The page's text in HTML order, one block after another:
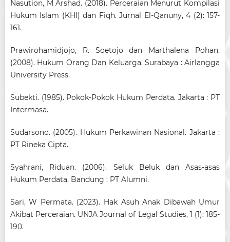
Nasution, M Arshad. (2018). Perceraian Menurut Kompilasi
Hukum Islam (KHI) dan Fiqh. Jurnal El-Qanuny, 4 (2): 157-
161.
Prawirohamidjojo, R. Soetojo dan Marthalena Pohan.
(2008). Hukum Orang Dan Keluarga. Surabaya : Airlangga
University Press.
Subekti. (1985). Pokok-Pokok Hukum Perdata. Jakarta : PT
Intermasa.
Sudarsono. (2005). Hukum Perkawinan Nasional. Jakarta :
PT Rineka Cipta.
Syahrani, Riduan. (2006). Seluk Beluk dan Asas-asas
Hukum Perdata. Bandung : PT Alumni.
Sari, W Permata. (2023). Hak Asuh Anak Dibawah Umur
Akibat Perceraian. UNJA Journal of Legal Studies, 1 (1): 185-
190.